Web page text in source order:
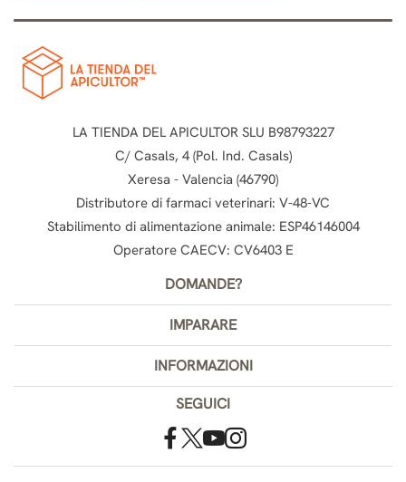
LA TIENDA DEL APICULTOR SLU B98793227
C/ Casals, 4 (Pol. Ind. Casals)
Xeresa - Valencia (46790)
Distributore di farmaci veterinari: V-48-VC
Stabilimento di alimentazione animale: ESP46146004
Operatore CAECV: CV6403 E
DOMANDE?
IMPARARE
INFORMAZIONI
SEGUICI